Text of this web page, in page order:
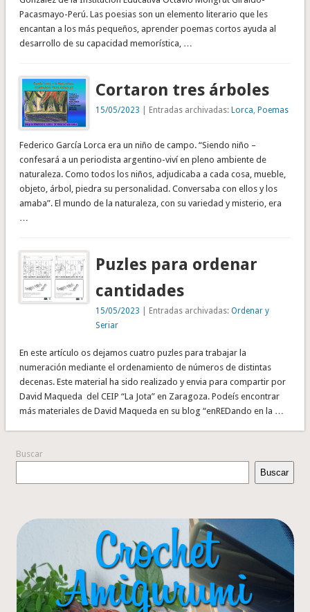
Pacasmayo-Perú. Las poesias son un elemento literario que les
encantan a los más pequeños, aprender poemas cortos ayuda al
desarrollo de su capacidad memorística, …
Cortaron tres árboles
15/05/2023 | Entradas archivadas:Lorca ,Poemas
Federico García Lorca era un niño de campo. “Siendo niño –
confesará a un periodista argentino-viví en pleno ambiente de
naturaleza. Como todos los niños, adjudicaba a cada cosa, mueble,
objeto, árbol, piedra su personalidad. Conversaba con ellos y los
amaba”. El mundo de la naturaleza, con su variedad y misterio, era
…
Puzles para ordenar
cantidades
15/05/2023 | Entradas archivadas:Ordenar y
Seriar
En este artículo os dejamos cuatro puzles para trabajar la
numeración mediante el ordenamiento de números de distintas
decenas. Este material ha sido realizado y envia para compartir por
David Maqueda del CEIP “La Jota” en Zaragoza. Podeís encontrar
más materiales de David Maqueda en su blog “enREDando en la …
Buscar
Buscar